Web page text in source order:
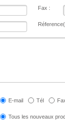
Fax :
E-mail Tél
Tous les nouveaux